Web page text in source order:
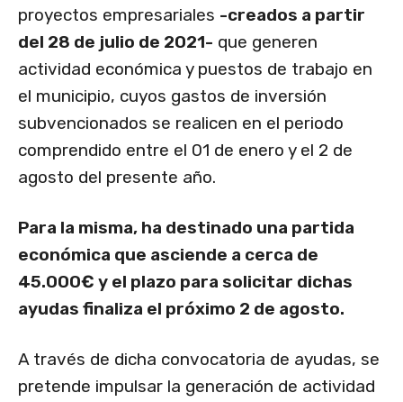
proyectos empresariales -creados a partir
del 28 de julio de 2021- que generen
actividad económica y puestos de trabajo en
el municipio, cuyos gastos de inversión
subvencionados se realicen en el periodo
comprendido entre el 01 de enero y el 2 de
agosto del presente año.
Para la misma, ha destinado una partida
económica que asciende a cerca de
45.000€ y el plazo para solicitar dichas
ayudas finaliza el próximo 2 de agosto.
A través de dicha convocatoria de ayudas, se
pretende impulsar la generación de actividad